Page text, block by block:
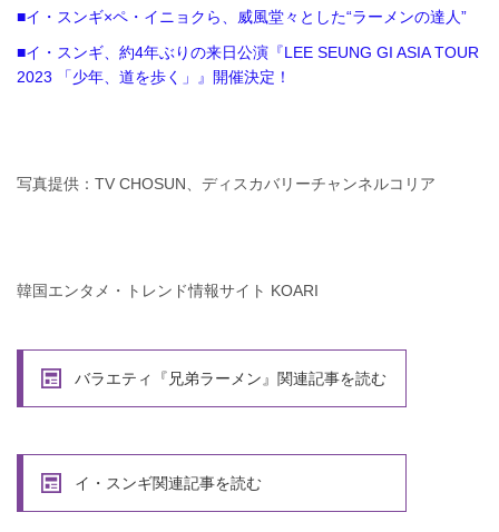
■イ・スンギ×ペ・イニョクら、威風堂々とした“ラーメンの達人”
■イ・スンギ、約4年ぶりの来日公演『LEE SEUNG GI ASIA TOUR
2023 「少年、道を歩く」』開催決定！
写真提供：TV CHOSUN、ディスカバリーチャンネルコリア
韓国エンタメ・トレンド情報サイト KOARI
バラエティ『兄弟ラーメン』関連記事を読む
イ・スンギ関連記事を読む